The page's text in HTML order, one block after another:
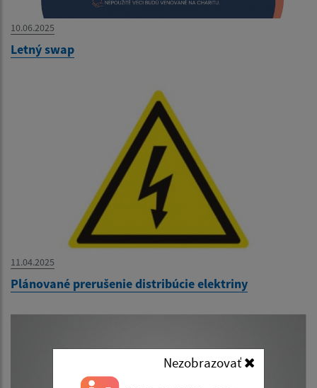
Nezobrazovať
10.06.2025
Letný swap
11.04.2025
Plánované prerušenie distribúcie elektriny